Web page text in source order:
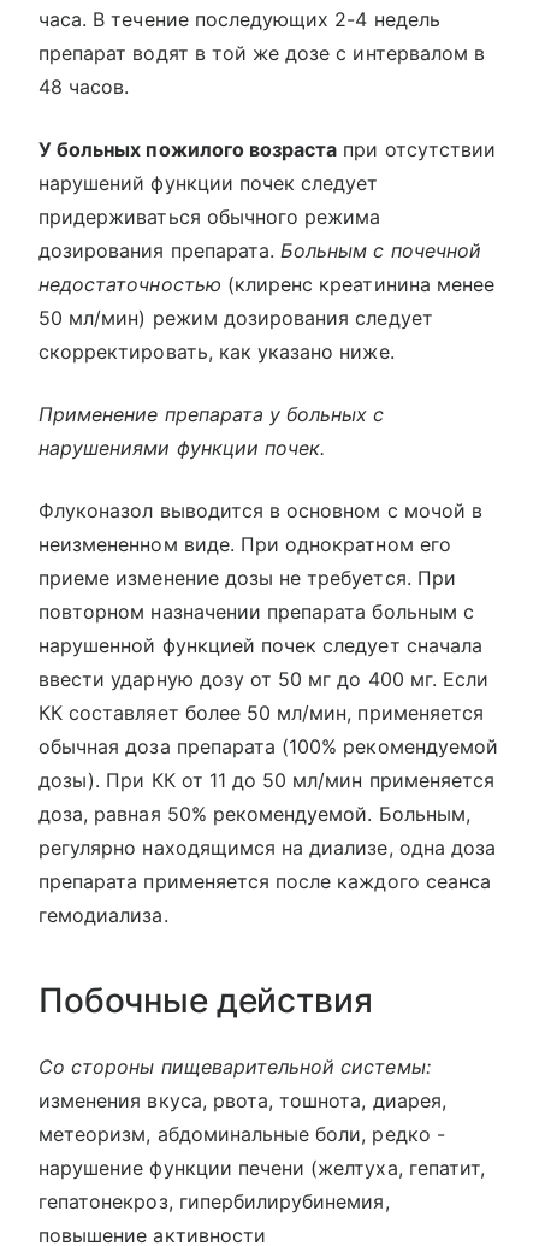
часа. В течение последующих 2-4 недель
препарат водят в той же дозе с интервалом в
48 часов.
У больных пожилого возраста при отсутствии
нарушений функции почек следует
придерживаться обычного режима
дозирования препарата.Больным с почечной
недостаточностью (клиренс креатинина менее
50 мл/мин) режим дозирования следует
скорректировать, как указано ниже.
Применение препарата у больных с
нарушениями функции почек.
Флуконазол выводится в основном с мочой в
неизмененном виде. При однократном его
приеме изменение дозы не требуется. При
повторном назначении препарата больным с
нарушенной функцией почек следует сначала
ввести ударную дозу от 50 мг до 400 мг. Если
КК составляет более 50 мл/мин, применяется
обычная доза препарата (100% рекомендуемой
дозы). При КК от 11 до 50 мл/мин применяется
доза, равная 50% рекомендуемой. Больным,
регулярно находящимся на диализе, одна доза
препарата применяется после каждого сеанса
гемодиализа.
Побочные действия
Со стороны пищеварительной системы:
изменения вкуса, рвота, тошнота, диарея,
метеоризм, абдоминальные боли, редко -
нарушение функции печени (желтуха, гепатит,
гепатонекроз, гипербилирубинемия,
повышение активности